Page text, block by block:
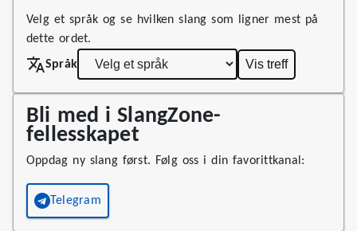
Velg et språk og se hvilken slang som ligner mest på
dette ordet.
Språk
Vis treff
Bli med i SlangZone-
fellesskapet
Oppdag ny slang først. Følg oss i din favorittkanal:
Telegram